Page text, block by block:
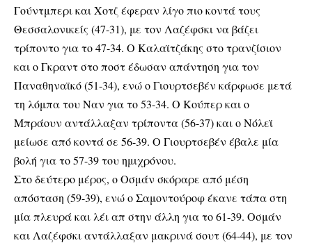
Γούντμπερι και Χοτζ έφεραν λίγο πιο κοντά τους
Θεσσαλονικείς (47-31), με τον Λαζέφσκι να βάζει
τρίποντο για το 47-34. Ο Καλαϊτζάκης στο τρανζίσιον
και ο Γκραντ στο ποστ έδωσαν απάντηση για τον
Παναθηναϊκό (51-34), ενώ ο Γιουρτσεβέν κάρφωσε μετά
τη λόμπα του Ναν για το 53-34. Ο Κούπερ και ο
Μπράουν αντάλλαξαν τρίποντα (56-37) και ο Νόλεϊ
μείωσε από κοντά σε 56-39. Ο Γιουρτσεβέν έβαλε μία
βολή για το 57-39 του ημιχρόνου.
Στο δεύτερο μέρος, ο Οσμάν σκόραρε από μέση
απόσταση (59-39), ενώ ο Σαμοντούροφ έκανε τάπα στη
μία πλευρά και λέι απ στην άλλη για το 61-39. Οσμάν
και Λαζέφσκι αντάλλαξαν μακρινά σουτ (64-44), με τον